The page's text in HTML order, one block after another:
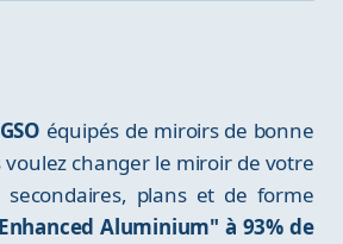
équipés de miroirs de bonne
changer le miroir de votre
plans et de forme
Aluminium" à 93% de